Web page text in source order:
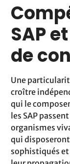
SAP
de
Une
croître
qui le
les SAP
organismes
qui
sophistiqués